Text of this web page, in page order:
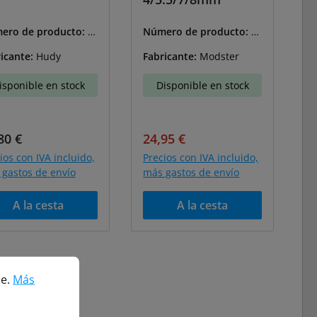
de producto: H
Hudy
en stock
normal:
€
con IVA incluido,
gastos de envío
A la cesta
Número de producto: M
Fabricante: Modster
Disponible en stock
Precio de venta:
24,95 €
Precios con IVA incluido,
más gastos de envío
A la cesta
Más información...
Más